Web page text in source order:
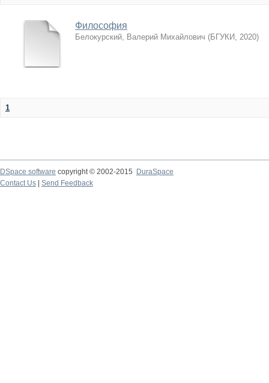
Философия
Белокурский, Валерий Михайлович (БГУКИ, 2020)
1
DSpace software copyright © 2002-2015
DuraSpace
Contact Us
Send Feedback